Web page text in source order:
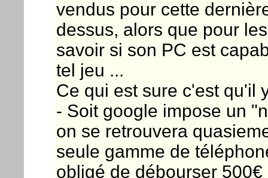
vendus pour cette
dessus, alors que pour
savoir si son PC est
tel jeu ...
Ce qui est sure c'est qu'il
- Soit google impose un
on se retrouvera
seule gamme de
obligé de débourser